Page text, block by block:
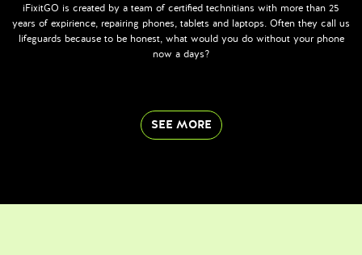
iFixitGO is created by a team of certified technitians with more than 25
years of expirience, repairing phones, tablets and laptops. Often they call us
lifeguards because to be honest, what would you do without your phone
now a days?
SEE MORE